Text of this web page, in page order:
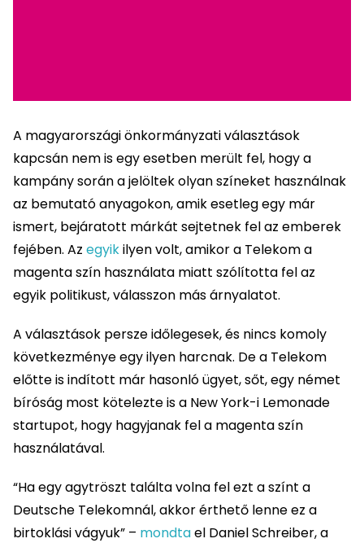
A magyarországi önkormányzati választások
kapcsán nem is egy esetben merült fel, hogy a
kampány során a jelöltek olyan színeket használnak
az bemutató anyagokon, amik esetleg egy már
ismert, bejáratott márkát sejtetnek fel az emberek
fejében. Az egyikilyen volt, amikor a Telekom a
magenta szín használata miatt szólította fel az
egyik politikust, válasszon más árnyalatot.
A választások persze időlegesek, és nincs komoly
következménye egy ilyen harcnak. De a Telekom
előtte is indított már hasonló ügyet, sőt, egy német
bíróság most kötelezte is a New York-i Lemonade
startupot, hogy hagyjanak fel a magenta szín
használatával.
“Ha egy agytröszt találta volna fel ezt a színt a
Deutsche Telekomnál, akkor érthető lenne ez a
birtoklási vágyuk” – mondtael Daniel Schreiber, a